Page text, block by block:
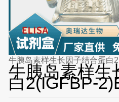
牛胰岛素样生长因子结合蛋白
牛胰岛素样生
白2(IGFBP-